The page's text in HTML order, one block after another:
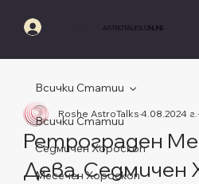
ASTROTALKS.ONLINE
Всички Статии
Седмичен Хороскоп
Месечен Хороскоп
Всички Статии
Ретрограден
Дева, Седмичен
Roshe AstroTalks4.08.2024 г.